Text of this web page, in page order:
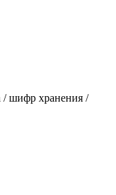
/ шифр хранения /